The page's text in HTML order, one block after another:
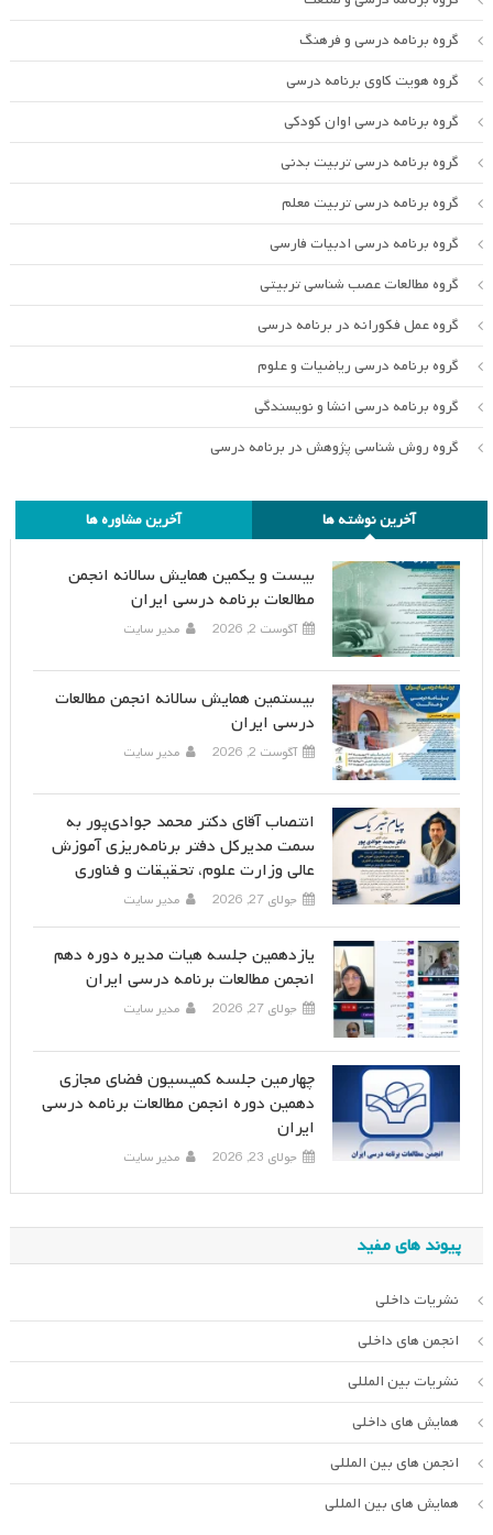
گروه برنامه درسی و فرهنگ
گروه هویت کاوی برنامه درسی
گروه برنامه درسی اوان کودکی
گروه برنامه درسی تربیت بدنی
گروه برنامه درسی تربیت معلم
گروه برنامه درسی ادبیات فارسی
گروه مطالعات عصب شناسی تربیتی
گروه عمل فکورانه در برنامه درسی
گروه برنامه درسی ریاضیات و علوم
گروه برنامه درسی انشا و نویسندگی
گروه روش شناسی پژوهش در برنامه درسی
آخرین نوشته ها آخرین مشاوره ها
بیست و یکمین همایش سالانه انجمن
مطالعات برنامه درسی ایران
آگوست 2, 2026 مدیر سایت
بیستمین همایش سالانه انجمن مطالعات
درسی ایران
آگوست 2, 2026 مدیر سایت
انتصاب آقای دکتر محمد جوادی‌پور به
سمت مدیرکل دفتر برنامه‌ریزی آموزش
عالی وزارت علوم، تحقیقات و فناوری
جولای 27, 2026 مدیر سایت
یازدهمین جلسه هیات مدیره دوره دهم
انجمن مطالعات برنامه درسی ایران
جولای 27, 2026 مدیر سایت
چهارمین جلسه کمیسیون فضای مجازی
دهمین دوره انجمن مطالعات برنامه درسی
ایران
جولای 23, 2026 مدیر سایت
پیوند های مفید
نشریات داخلی
انجمن های داخلی
نشریات بین المللی
همایش های داخلی
انجمن های بین المللی
همایش های بین المللی